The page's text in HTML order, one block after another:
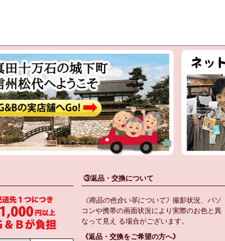
③返品・交換について
《商品の色合い等について》 撮影状況、パソ
コンや携帯の画面状況により実際のお色と異
なって見え る場合がございます。
《返品・交換をご希望の方へ》